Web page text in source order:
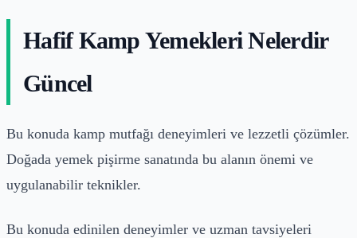
Hafif Kamp Yemekleri Nelerdir
Güncel
Bu konuda kamp mutfağı deneyimleri ve lezzetli çözümler.
Doğada yemek pişirme sanatında bu alanın önemi ve
uygulanabilir teknikler.
Bu konuda edinilen deneyimler ve uzman tavsiyeleri